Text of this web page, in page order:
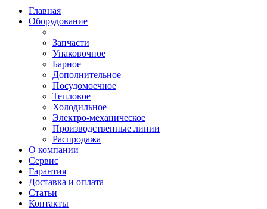
Главная
Оборудование
Запчасти
Упаковочное
Барное
Дополнительное
Посудомоечное
Тепловое
Холодильное
Электро-механическое
Производственные линии
Распродажа
О компании
Сервис
Гарантия
Доставка и оплата
Статьи
Контакты